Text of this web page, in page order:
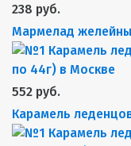
238 руб.
Мармелад
552 руб.
Карамель